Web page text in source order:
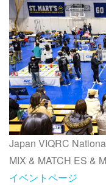
Japan VIQRC
MIX & MATCH ES &
イベントページ